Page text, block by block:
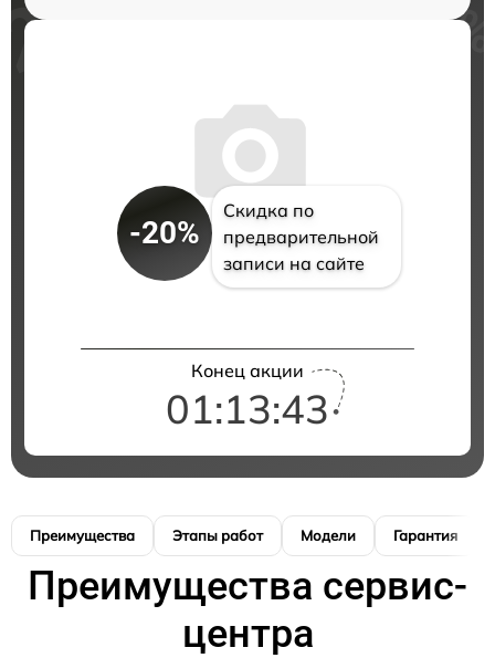
-20%
Скидка по
предварительной
записи на сайте
Конец акции
01:13:42
Преимущества Этапы работ Модели Гарантия
Преимущества сервис-
центра